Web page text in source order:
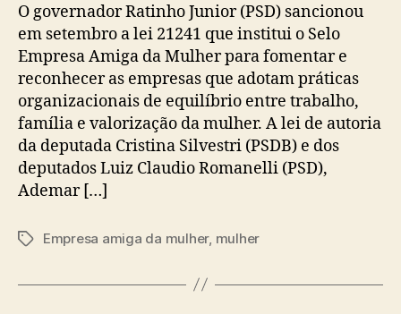
O governador Ratinho Junior (PSD) sancionou
em setembro a lei 21241 que institui o Selo
Empresa Amiga da Mulher para fomentar e
reconhecer as empresas que adotam práticas
organizacionais de equilíbrio entre trabalho,
família e valorização da mulher. A lei de autoria
da deputada Cristina Silvestri (PSDB) e dos
deputados Luiz Claudio Romanelli (PSD),
Ademar […]
TagsEmpresa amiga da mulher, mulher